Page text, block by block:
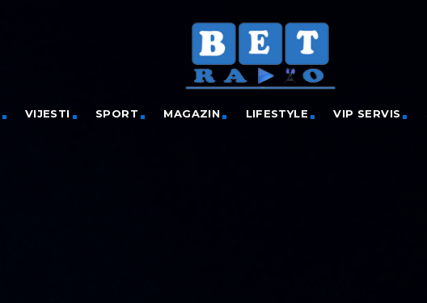
VIJESTI SPORT MAGAZIN LIFESTYLE VIP SERVIS